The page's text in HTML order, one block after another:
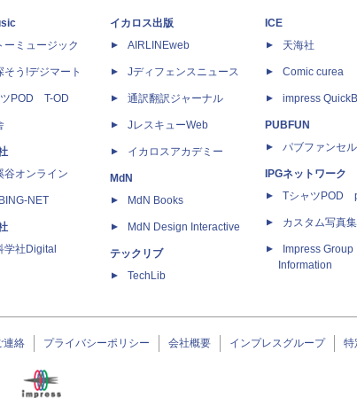
ーミュージック
そう!デジマート
POD T-OD
谷オンライン
NET
学社Digital
イカロス出版
AIRLINEweb
Jディフェンスニュース
通訳翻訳ジャーナル
JレスキューWeb
イカロスアカデミー
MdN
MdN Books
MdN Design Interactive
テックリブ
TechLib
ICE
天海社
Comic curea
impress
PUBFUN
パブファンセ
IPGネットワーク
TシャツPOD
カスタム写真
Impress
Information
連絡 プライバシーポリシー 会社概要 インプレスグループ 特